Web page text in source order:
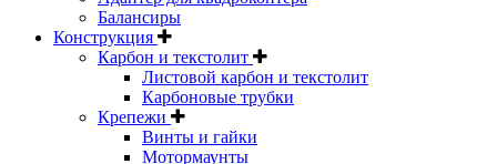
Балансиры
Конструкция
Карбон и текстолит
Листовой карбон и текстолит
Карбоновые трубки
Крепежи
Винты и гайки
Мотормаунты